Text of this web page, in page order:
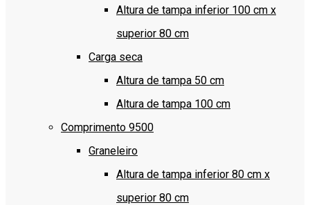
Altura de tampa inferior 100 cm x
superior 80 cm
Carga seca
Altura de tampa 50 cm
Altura de tampa 100 cm
Comprimento 9500
Graneleiro
Altura de tampa inferior 80 cm x
superior 80 cm